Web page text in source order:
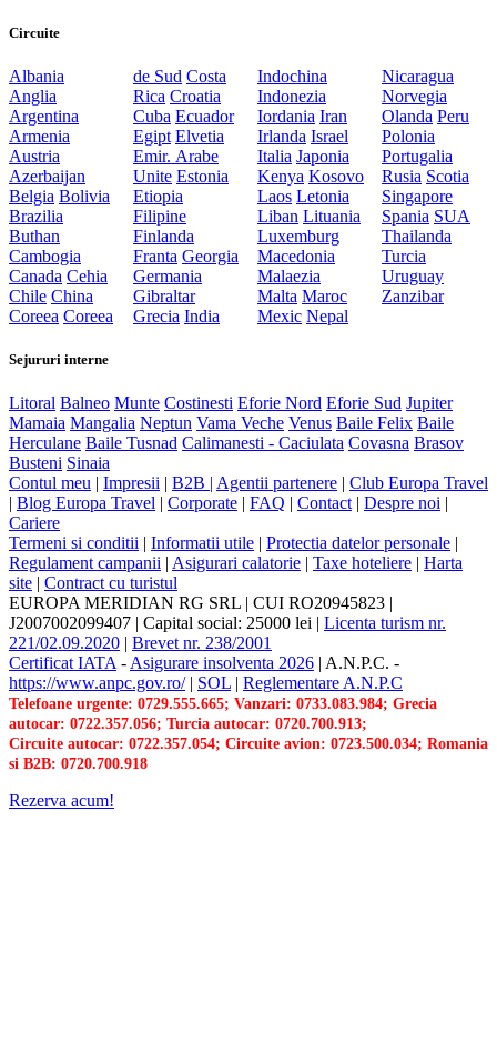
Circuite
Albania
Anglia
Argentina
Armenia
Austria
Azerbaijan
Belgia Bolivia
Brazilia
Buthan
Cambogia
Canada Cehia
Chile China
Coreea Coreea
de Sud Costa
Rica Croatia
Cuba Ecuador
Egipt Elvetia
Emir. Arabe
Unite Estonia
Etiopia
Filipine
Finlanda
Franta Georgia
Germania
Gibraltar
Grecia India
Indochina
Indonezia
Iordania Iran
Irlanda Israel
Italia Japonia
Kenya Kosovo
Laos Letonia
Liban Lituania
Luxemburg
Macedonia
Malaezia
Malta Maroc
Mexic Nepal
Nicaragua
Norvegia
Olanda Peru
Polonia
Portugalia
Rusia Scotia
Singapore
Spania SUA
Thailanda
Turcia
Uruguay
Zanzibar
Sejururi interne
Litoral Balneo Munte Costinesti Eforie Nord Eforie Sud Jupiter
Mamaia Mangalia Neptun Vama Veche Venus Baile Felix Baile
Herculane Baile Tusnad Calimanesti - Caciulata Covasna Brasov
Busteni Sinaia
Contul meu | Impresii | B2B | Agentii partenere | Club Europa Travel
| Blog Europa Travel | Corporate | FAQ | Contact | Despre noi |
Cariere
Termeni si conditii | Informatii utile | Protectia datelor personale |
Regulament campanii | Asigurari calatorie | Taxe hoteliere | Harta
site | Contract cu turistul
EUROPA MERIDIAN RG SRL | CUI RO20945823 |
J2007002099407 | Capital social: 25000 lei | Licenta turism nr.
221/02.09.2020 | Brevet nr. 238/2001
Certificat IATA - Asigurare insolventa 2026 | A.N.P.C. -
https://www.anpc.gov.ro/| SOL | Reglementare A.N.P.C
Telefoane urgente: 0729.555.665; Vanzari: 0733.083.984; Grecia
autocar: 0722.357.056; Turcia autocar: 0720.700.913;
Circuite autocar: 0722.357.054; Circuite avion: 0723.500.034; Romania
si B2B: 0720.700.918
Rezerva acum!